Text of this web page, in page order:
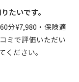
たいです。
分¥7,980・保険適
ミで評価いただい
ださい。